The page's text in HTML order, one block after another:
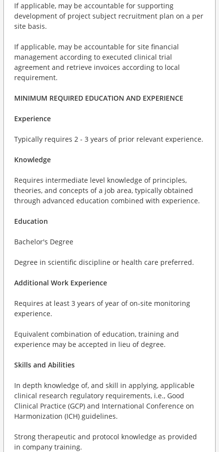
If applicable, may be accountable for supporting
development of project subject recruitment plan on a per
site basis.
If applicable, may be accountable for site financial
management according to executed clinical trial
agreement and retrieve invoices according to local
requirement.
MINIMUM REQUIRED EDUCATION AND EXPERIENCE
Experience
Typically requires 2 - 3 years of prior relevant experience.
Knowledge
Requires intermediate level knowledge of principles,
theories, and concepts of a job area, typically obtained
through advanced education combined with experience.
Education
Bachelor's Degree
Degree in scientific discipline or health care preferred.
Additional Work Experience
Requires at least 3 years of year of on-site monitoring
experience.
Equivalent combination of education, training and
experience may be accepted in lieu of degree.
Skills and Abilities
In depth knowledge of, and skill in applying, applicable
clinical research regulatory requirements, i.e., Good
Clinical Practice (GCP) and International Conference on
Harmonization (ICH) guidelines.
Strong therapeutic and protocol knowledge as provided
in company training.